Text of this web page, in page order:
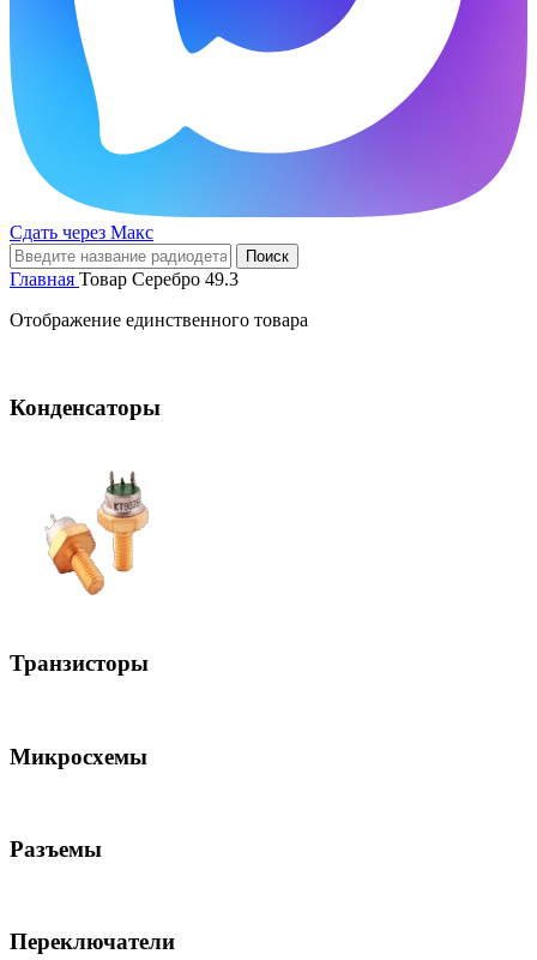
Сдать через Макс
Поиск
Главная Товар Серебро 49.3
Отображение единственного товара
Конденсаторы
Транзисторы
Микросхемы
Разъемы
Переключатели